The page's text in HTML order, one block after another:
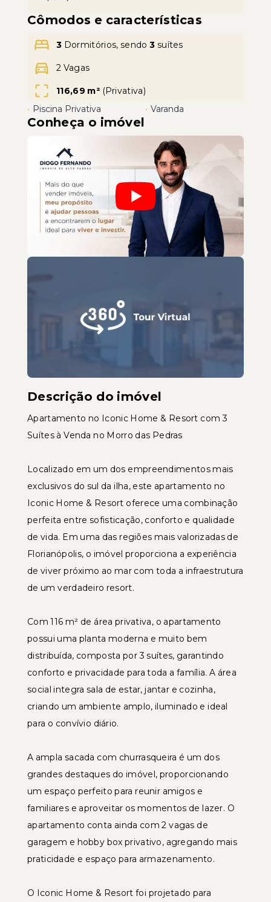
Cômodos e características
3 Dormitórios, sendo3 suítes
2 Vagas
116,69 m² (Privativa)
• Piscina Privativa • Varanda
Conheça o imóvel
Descrição do imóvel
Apartamento no Iconic Home & Resort com 3
Suítes à Venda no Morro das Pedras
Localizado em um dos empreendimentos mais
exclusivos do sul da ilha, este apartamento no
Iconic Home & Resort oferece uma combinação
perfeita entre sofisticação, conforto e qualidade
de vida. Em uma das regiões mais valorizadas de
Florianópolis, o imóvel proporciona a experiência
de viver próximo ao mar com toda a infraestrutura
de um verdadeiro resort.
Com 116 m² de área privativa, o apartamento
possui uma planta moderna e muito bem
distribuída, composta por 3 suítes, garantindo
conforto e privacidade para toda a família. A área
social integra sala de estar, jantar e cozinha,
criando um ambiente amplo, iluminado e ideal
para o convívio diário.
A ampla sacada com churrasqueira é um dos
grandes destaques do imóvel, proporcionando
um espaço perfeito para reunir amigos e
familiares e aproveitar os momentos de lazer. O
apartamento conta ainda com 2 vagas de
garagem e hobby box privativo, agregando mais
praticidade e espaço para armazenamento.
O Iconic Home & Resort foi projetado para